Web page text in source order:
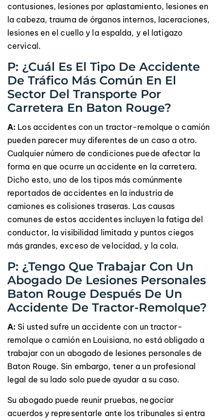
contusiones, lesiones por aplastamiento, lesiones en
la cabeza, trauma de órganos internos, laceraciones,
lesiones en el cuello y la espalda, y el latigazo
cervical.
P: ¿Cuál Es El Tipo De Accidente
De Tráfico Más Común En El
Sector Del Transporte Por
Carretera En Baton Rouge?
A: Los accidentes con un tractor-remolque o camión
pueden parecer muy diferentes de un caso a otro.
Cualquier número de condiciones puede afectar la
forma en que ocurre un accidente en la carretera.
Dicho esto, uno de los tipos más comúnmente
reportados de accidentes en la industria de
camiones es colisiones traseras. Las causas
comunes de estos accidentes incluyen la fatiga del
conductor, la visibilidad limitada y puntos ciegos
más grandes, exceso de velocidad, y la cola.
P: ¿Tengo Que Trabajar Con Un
Abogado De Lesiones Personales
Baton Rouge Después De Un
Accidente De Tractor-Remolque?
A: Si usted sufre un accidente con un tractor-
remolque o camión en Louisiana, no está obligado a
trabajar con un abogado de lesiones personales de
Baton Rouge. Sin embargo, tener a un profesional
legal de su lado solo puede ayudar a su caso.
Su abogado puede reunir pruebas, negociar
acuerdos y representarle ante los tribunales si entra